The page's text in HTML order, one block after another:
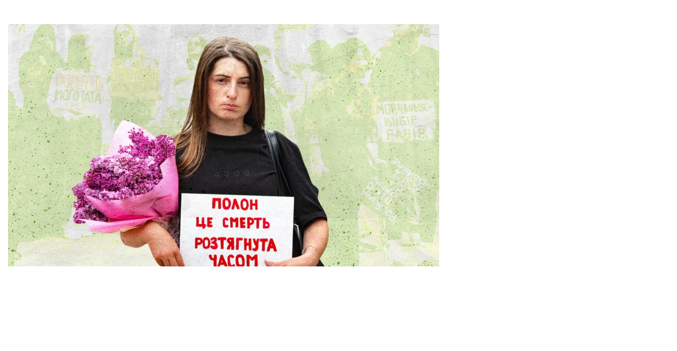
hromadske
Алла с Лешей начали жить вместе в сентябре 2021 года. Он, боец «Азова», постоянно пропадал
в командировках — и сколько недель они действительно были вдвоем до начала
полномасштабки? Алла сейчас не может и сосчитать. А 18 мая 2022 года он вышел из «Азовстали»
в плен. А потом россия дважды «осуждала» Алексея Жерновского, 1998 года рождения, и срок его
наказания стал больше прожитых парнем лет — 28 лет.
Думала ли Алла, когда на сайте знакомств лайкала Алексеево фото, что она, даже не успевшая стать
ему женой, будет четыре года биться за его возвращение? Доберется до самого Папы Римского,
чтобы тот помог вытащить любимого из плена.
После майского перемирияАлла с мамой Алексея ожидали, что его обменяют как находящегося
в плену с 2022 года. Но среди 205 украинских пленных, которых россия вернула 15 мая 2026 года,
его не было.
«За эти четыре года относительно Лешиного возвращения я не встречалась разве что с Зеленским
и путиным», — говорит Алла.
На «Визиком карте» зданиеКировской колониикажется причудливым многоугольником. Где-то
там есть камера, в которой находится Алексей Жерновский.